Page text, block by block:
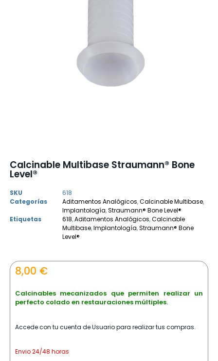
Calcinable Multibase Straumann® Bone
Level®
SKU
618
Categorías
Aditamentos Analógicos,Calcinable Multibase,
Implantología,Straumann® Bone Level®
Etiquetas
618,Aditamentos Analógicos,Calcinable
Multibase,Implantología,Straumann® Bone
Level®
8,00 €
Calcinables mecanizados que permiten realizar un
perfecto colado en restauraciones múltiples.
Accede con tu cuenta de Usuario para realizar tus compras.
Envio 24/48 horas